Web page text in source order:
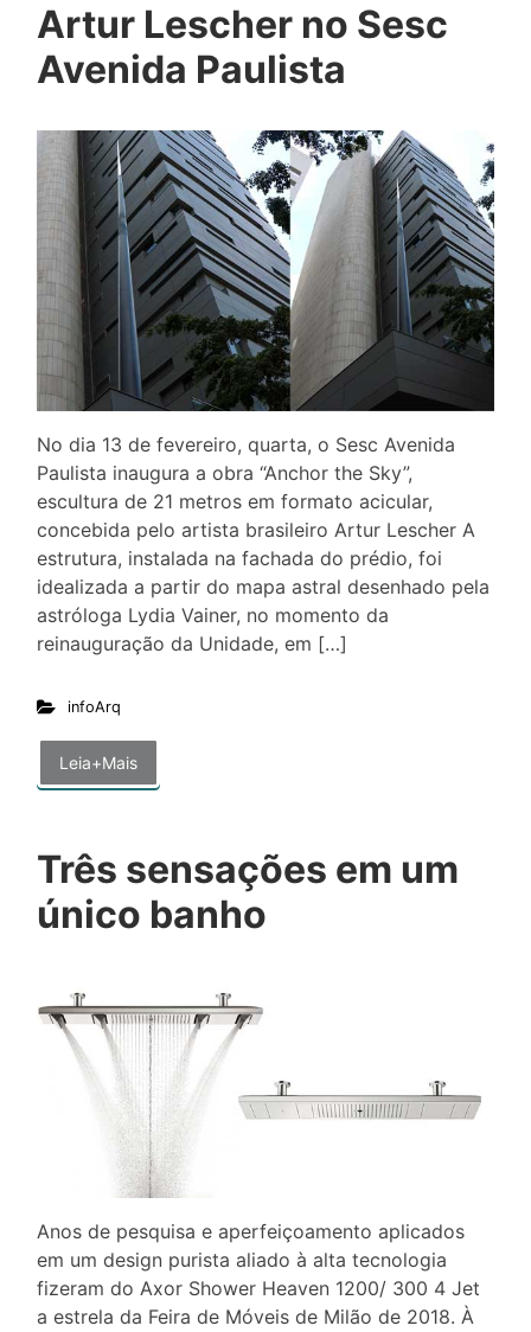
Artur Lescher no Sesc
Avenida Paulista
No dia 13 de fevereiro, quarta, o Sesc Avenida
Paulista inaugura a obra “Anchor the Sky”,
escultura de 21 metros em formato acicular,
concebida pelo artista brasileiro Artur Lescher A
estrutura, instalada na fachada do prédio, foi
idealizada a partir do mapa astral desenhado pela
astróloga Lydia Vainer, no momento da
reinauguração da Unidade, em […]
infoArq
Leia+Mais
Três sensações em um
único banho
Anos de pesquisa e aperfeiçoamento aplicados
em um design purista aliado à alta tecnologia
fizeram do Axor Shower Heaven 1200/ 300 4 Jet
a estrela da Feira de Móveis de Milão de 2018. À